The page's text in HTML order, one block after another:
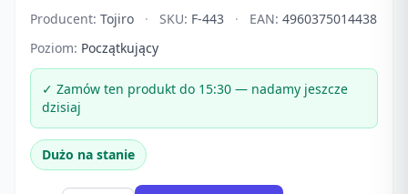
Producent: Tojiro · SKU: F-443 · EAN: 4960375014438
Poziom: Początkujący
✓ Zamów ten produkt do 15:30 — nadamy jeszcze
dzisiaj
Dużo na stanie